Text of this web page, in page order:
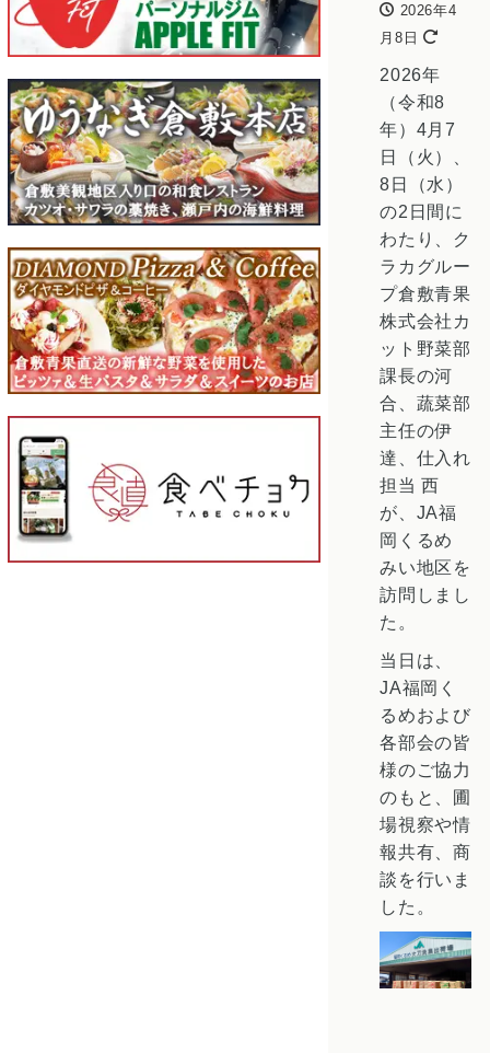
2026年4
月8日
2026年
（令和8
年）4月7
日（火）、
8日（水）
の2日間に
わたり、ク
ラカグルー
プ倉敷青果
株式会社カ
ット野菜部
課長の河
合、蔬菜部
主任の伊
達、仕入れ
担当 西
が、JA福
岡くるめ
みい地区を
訪問しまし
た。
当日は、
JA福岡く
るめおよび
各部会の皆
様のご協力
のもと、圃
場視察や情
報共有、商
談を行いま
した。